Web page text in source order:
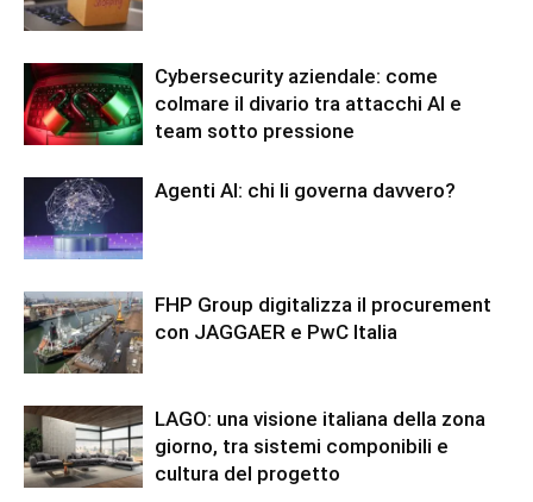
Cybersecurity aziendale: come
colmare il divario tra attacchi AI e
team sotto pressione
Agenti AI: chi li governa davvero?
FHP Group digitalizza il procurement
con JAGGAER e PwC Italia
LAGO: una visione italiana della zona
giorno, tra sistemi componibili e
cultura del progetto